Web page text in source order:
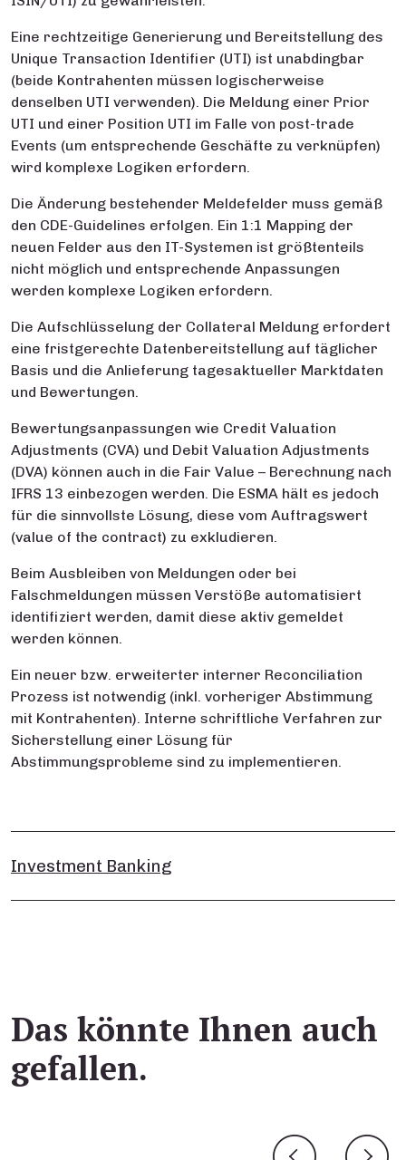
Eine rechtzeitige Generierung und Bereitstellung des
Unique Transaction Identifier (UTI) ist unabdingbar
(beide Kontrahenten müssen logischerweise
denselben UTI verwenden). Die Meldung einer Prior
UTI und einer Position UTI im Falle von post-trade
Events (um entsprechende Geschäfte zu verknüpfen)
wird komplexe Logiken erfordern.
Die Änderung bestehender Meldefelder muss gemäß
den CDE-Guidelines erfolgen. Ein 1:1 Mapping der
neuen Felder aus den IT-Systemen ist größtenteils
nicht möglich und entsprechende Anpassungen
werden komplexe Logiken erfordern.
Die Aufschlüsselung der Collateral Meldung erfordert
eine fristgerechte Datenbereitstellung auf täglicher
Basis und die Anlieferung tagesaktueller Marktdaten
und Bewertungen.
Bewertungsanpassungen wie Credit Valuation
Adjustments (CVA) und Debit Valuation Adjustments
(DVA) können auch in die Fair Value – Berechnung nach
IFRS 13 einbezogen werden. Die ESMA hält es jedoch
für die sinnvollste Lösung, diese vom Auftragswert
(value of the contract) zu exkludieren.
Beim Ausbleiben von Meldungen oder bei
Falschmeldungen müssen Verstöße automatisiert
identifiziert werden, damit diese aktiv gemeldet
werden können.
Ein neuer bzw. erweiterter interner Reconciliation
Prozess ist notwendig (inkl. vorheriger Abstimmung
mit Kontrahenten). Interne schriftliche Verfahren zur
Sicherstellung einer Lösung für
Abstimmungsprobleme sind zu implementieren.
Investment Banking
Das könnte Ihnen auch
gefallen.